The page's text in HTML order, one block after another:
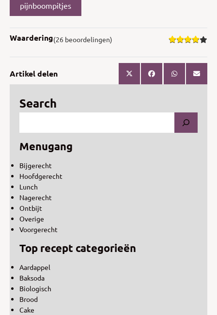
pijnboompitjes
Waardering(26 beoordelingen)
Artikel delen
Search
Menugang
Bijgerecht
Hoofdgerecht
Lunch
Nagerecht
Ontbijt
Overige
Voorgerecht
Top recept categorieën
Aardappel
Baksoda
Biologisch
Brood
Cake